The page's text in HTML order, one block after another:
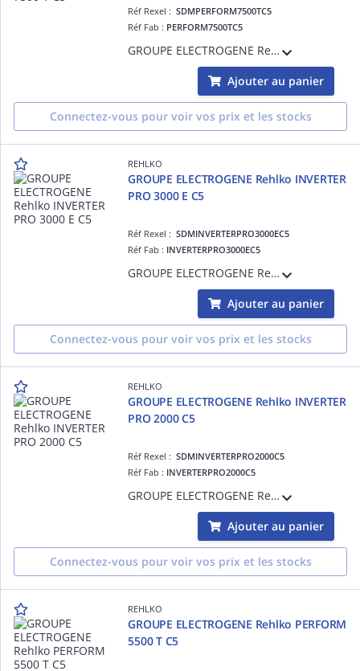
Réf Rexel :SDMPERFORM7500TC5
Réf Fab : PERFORM7500TC5
GROUPE ELECTROGENE Rehlko PERFORM 7500 T C5
Ajouter au panier
Connectez-vous pour voir vos prix et les stocks
REHLKO
GROUPE ELECTROGENE Rehlko INVERTER
PRO 3000 E C5
Réf Rexel :SDMINVERTERPRO3000EC5
Réf Fab : INVERTERPRO3000EC5
GROUPE ELECTROGENE Rehlko INVERTER PRO 3000 E C5
Ajouter au panier
Connectez-vous pour voir vos prix et les stocks
REHLKO
GROUPE ELECTROGENE Rehlko INVERTER
PRO 2000 C5
Réf Rexel :SDMINVERTERPRO2000C5
Réf Fab : INVERTERPRO2000C5
GROUPE ELECTROGENE Rehlko INVERTER PRO 2000 C5
Ajouter au panier
Connectez-vous pour voir vos prix et les stocks
REHLKO
GROUPE ELECTROGENE Rehlko PERFORM
5500 T C5